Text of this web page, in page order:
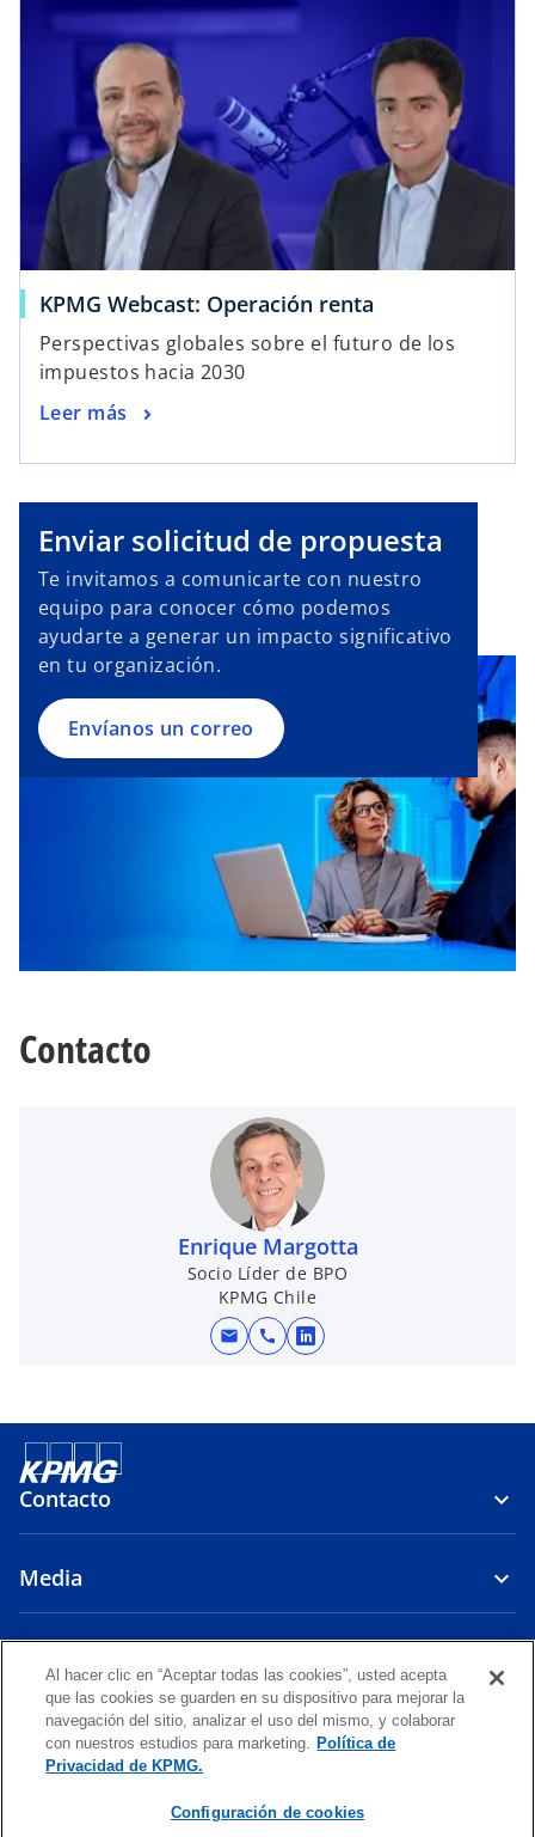
KPMG Webcast: Operación renta
Perspectivas globales sobre el futuro de los
impuestos hacia 2030
Leer más
Enviar solicitud de propuesta
Te invitamos a comunicarte con nuestro
equipo para conocer cómo podemos
ayudarte a generar un impacto significativo
en tu organización.
Envíanos un correo
Contacto
Enrique Margotta
Socio Líder de BPO
KPMG Chile
mail call
s
n
a
p
e
s
t
ñ
Contacto
Media
s
e
r
s
e
r
s
e
r
LegalPolítica de Privacidad
© 2026 KPMG Auditores Consultores Limitada, una sociedad chilena
Al hacer clic en “Aceptar todas las cookies”, usted acepta
que las cookies se guarden en su dispositivo para mejorar la
navegación del sitio, analizar el uso del mismo, y colaborar
con nuestros estudios para marketing. Política de
Privacidad de KPMG.
Configuración de cookies